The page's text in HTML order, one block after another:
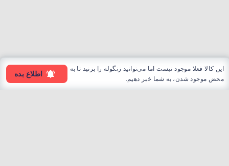
این کالا فعلا موجود نیست اما می‌توانید زنگوله را بزنید تا به
محض موجود شدن، به شما خبر دهیم.
اطلاع بده